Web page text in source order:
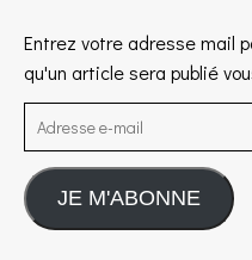
Entrez votre adresse mail
qu'un article sera publié
Adresse e-mail
JE M'ABONNE